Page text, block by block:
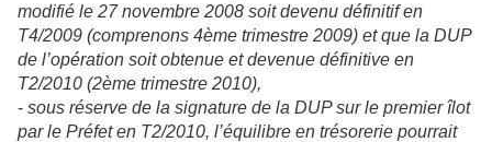
modifié le 27 novembre 2008 soit devenu définitif en
T4/2009 (comprenons 4ème trimestre 2009) et que la DUP
de l’opération soit obtenue et devenue définitive en
T2/2010 (2ème trimestre 2010),
- sous réserve de la signature de la DUP sur le premier îlot
par le Préfet en T2/2010, l’équilibre en trésorerie pourrait